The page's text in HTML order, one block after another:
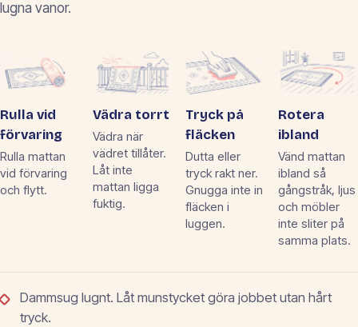
lugna vanor.
Rulla vid
förvaring
Rulla mattan
vid förvaring
och flytt.
Vädra torrt
Vädra när
vädret tillåter.
Låt inte
mattan ligga
fuktig.
Tryck på
fläcken
Dutta eller
tryck rakt ner.
Gnugga inte in
fläcken i
luggen.
Rotera
ibland
Vänd mattan
ibland så
gångstråk, ljus
och möbler
inte sliter på
samma plats.
Dammsug lugnt. Låt munstycket göra jobbet utan hårt
tryck.